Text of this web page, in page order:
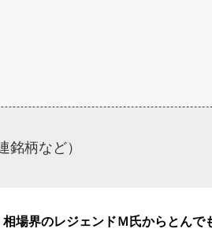
銘柄など）
場界のレジェンドＭ氏からとんで